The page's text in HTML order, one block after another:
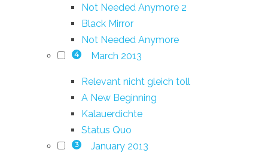
Not Needed Anymore 2
Black Mirror
Not Needed Anymore
4 March 2013
Relevant nicht gleich toll
A New Beginning
Kalauerdichte
Status Quo
3 January 2013